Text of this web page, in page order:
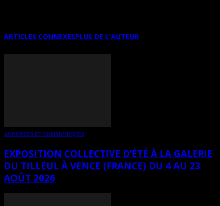
ARTICLES CONNEXESPLUS DE L'AUTEUR
ANNONCES ET COMMUNIQUÉS
EXPOSITION COLLECTIVE D’ÉTÉ À LA GALERIE
DU TILLEUL À VENCE (FRANCE) DU 4 AU 23
AOÛT 2026